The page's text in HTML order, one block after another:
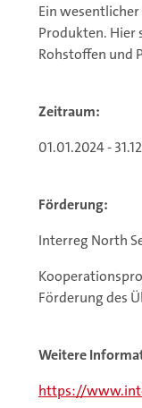
Ein
Produkten. Hier
Rohstoffen und
Zeitraum:
01.01.2024 -
Förderung:
Interreg North
Förderung des
Weitere
https://